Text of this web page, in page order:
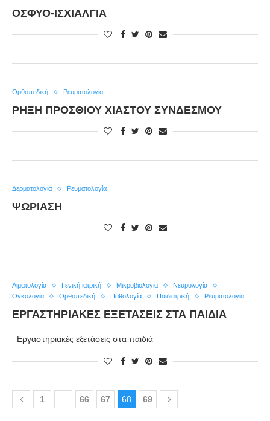
ΟΣΦΥΟ-ΙΣΧΙΑΛΓΊΑ
Ορθοπεδική Ρευματολογία
ΡΉΞΗ ΠΡΌΣΘΙΟΥ ΧΙΑΣΤΟΎ ΣΥΝΔΈΣΜΟΥ
Δερματολογία Ρευματολογία
ΨΩΡΊΑΣΗ
Αιματολογία Γενική ιατρική Μικροβιολογία
Νευρολογία
Ογκολογία
Ορθοπεδική Παθολογία Παιδιατρική Ρευματολογία
ΕΡΓΑΣΤΗΡΙΑΚΈΣ ΕΞΕΤΆΣΕΙΣ ΣΤΑ ΠΑΙΔΙΆ
Εργαστηριακές εξετάσεις στα παιδιά
1 … 66 67 68 69